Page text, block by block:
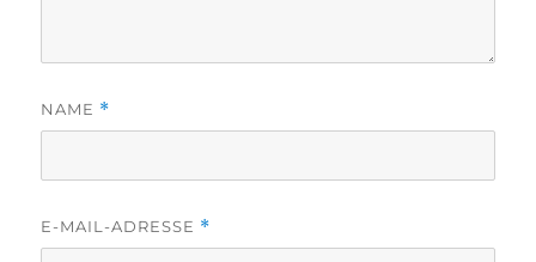
NAME *
E-MAIL-ADRESSE *